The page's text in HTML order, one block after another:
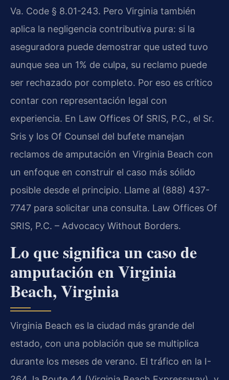
Va. Code § 8.01-243. Pero Virginia también
aplica la negligencia contributiva pura: si la
aseguradora puede demostrar que usted tuvo
aunque sea un 1% de culpa, su reclamo puede
ser rechazado por completo. Por eso es crítico
contar con representación legal con
experiencia. En Law Offices Of SRIS, P.C., el Sr.
Sris y los Of Counsel del bufete manejan
reclamos de amputación en Virginia Beach con
un enfoque en construir el caso más sólido
posible desde el principio. Llame al (888) 437-
7747 para solicitar una consulta. Law Offices Of
SRIS, P.C. – Advocacy Without Borders.
Lo que significa un caso de
amputación en Virginia
Beach, Virginia
Virginia Beach es la ciudad más grande del
estado, con una población que se multiplica
durante los meses de verano. El tráfico en la I-